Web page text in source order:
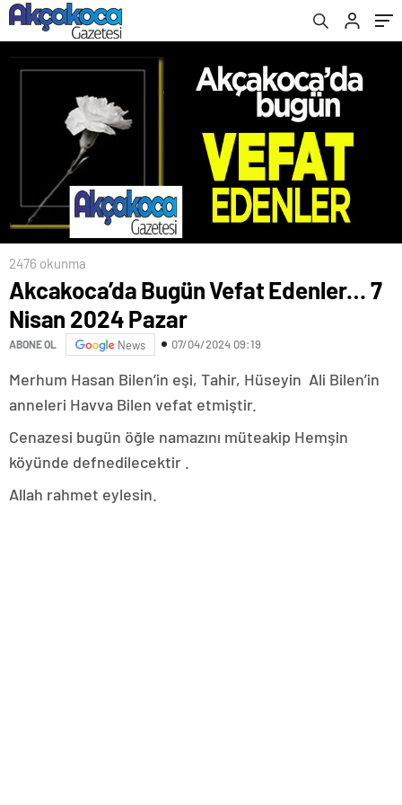
2476 okunma
Akcakoca’da Bugün Vefat Edenler… 7
Nisan 2024 Pazar
ABONE OL News 07/04/2024 09:19
Merhum Hasan Bilen’in eşi, Tahir, Hüseyin Ali Bilen’in
anneleri Havva Bilen vefat etmiştir.
Cenazesi bugün öğle namazını müteakip Hemşin
köyünde defnedilecektir .
Allah rahmet eylesin.